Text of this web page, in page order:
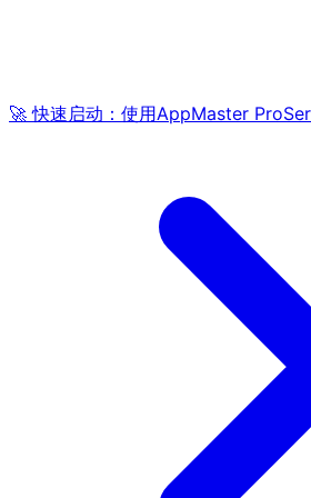
🚀 快速启动：使用AppMaster